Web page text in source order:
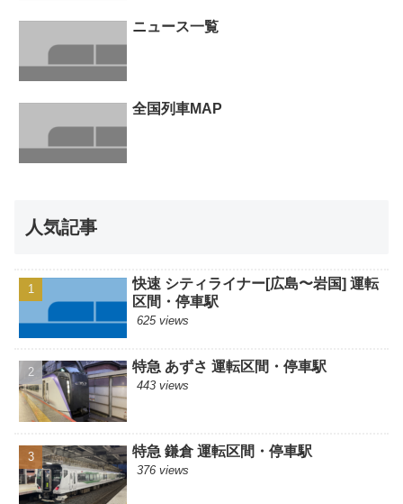
ニュース一覧
全国列車MAP
人気記事
快速 シティライナー[広島〜岩国] 運転
区間・停車駅
625 views
特急 あずさ 運転区間・停車駅
443 views
特急 鎌倉 運転区間・停車駅
376 views